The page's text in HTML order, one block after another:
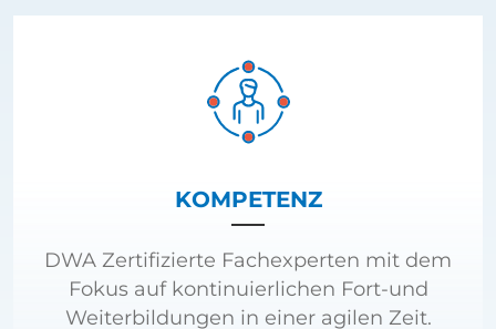
KOMPETENZ
DWA Zertifizierte Fachexperten mit dem
Fokus auf kontinuierlichen Fort-und
Weiterbildungen in einer agilen Zeit.